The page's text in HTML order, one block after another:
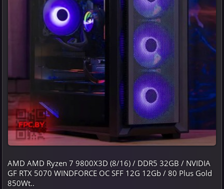
AMD AMD Ryzen 7 9800X3D (8/16) / DDR5 32GB / NVIDIA
GF RTX 5070 WINDFORCE OC SFF 12G 12Gb / 80 Plus Gold
850Wt..